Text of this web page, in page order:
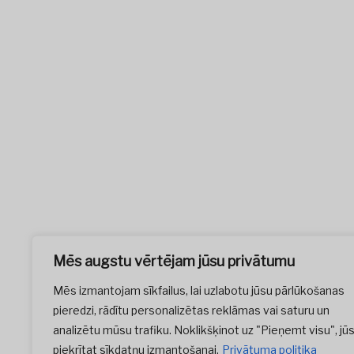
Mēs augstu vērtējam jūsu privātumu
Mēs izmantojam sīkfailus, lai uzlabotu jūsu pārlūkošanas
pieredzi, rādītu personalizētas reklāmas vai saturu un
analizētu mūsu trafiku. Noklikšķinot uz "Pieņemt visu", jūs
piekrītat sīkdatņu izmantošanai. Privātuma politika